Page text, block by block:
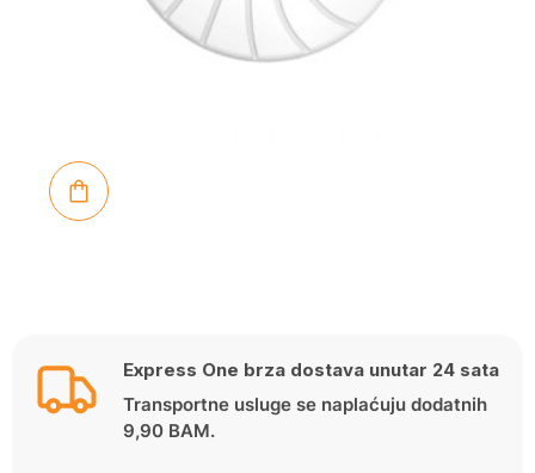
Express One brza dostava unutar 24 sata
Transportne usluge se naplaćuju dodatnih
9,90 BAM.